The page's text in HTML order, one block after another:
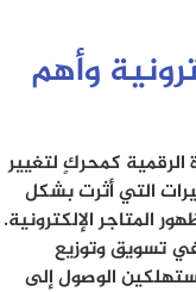
وأهم
الرقمية كمحركٍ لتغيير
التي أثرت بشكل
المتاجر الإلكترونية.
في تسويق وتوزيع
الوصول إلى